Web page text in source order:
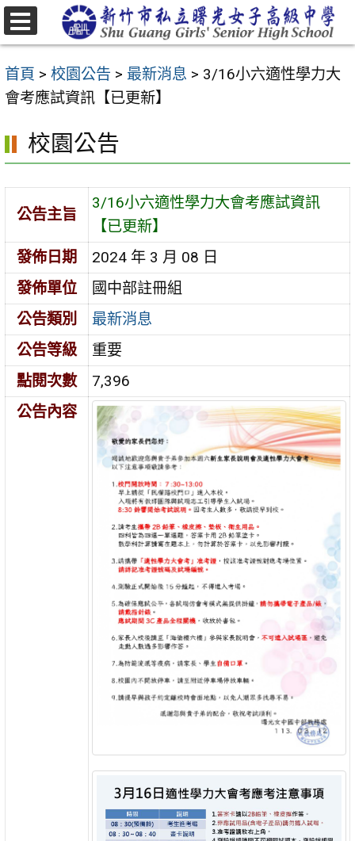
跳
至
要
內
區
首頁 > 校園公告 > 最新消息 > 3/16小六適性學力大
會考應試資訊【已更新】
校園公告
公告主旨
3/16小六適性學力大會考應試資訊
【已更新】
發佈日期
2024 年 3 月 08 日
發佈單位
國中部註冊組
公告類別
最新消息
公告等級
重要
點閱次數
7,396
公告內容
選
單